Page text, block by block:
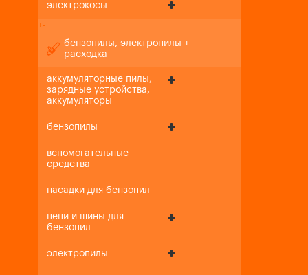
электрокосы
+-
бензопилы, электропилы +
расходка
аккумуляторные пилы,
зарядные устройства,
аккумуляторы
бензопилы
вспомогательные
средства
насадки для бензопил
цепи и шины для
бензопил
электропилы